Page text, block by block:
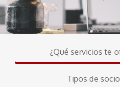
¿Qué servicios te
Tipos de